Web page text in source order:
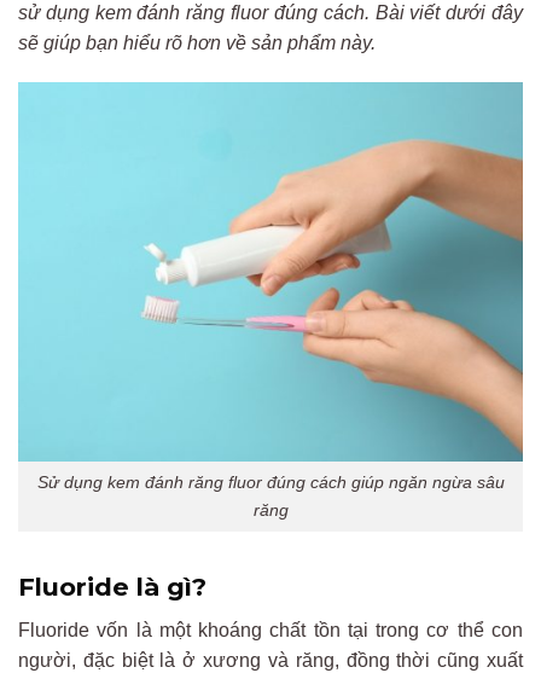
sử dụng kem đánh răng fluor đúng cách. Bài viết dưới đây
sẽ giúp bạn hiểu rõ hơn về sản phẩm này.
Sử dụng kem đánh răng fluor đúng cách giúp ngăn ngừa sâu
răng
Fluoride là gì?
Fluoride vốn là một khoáng chất tồn tại trong cơ thể con
người, đặc biệt là ở xương và răng, đồng thời cũng xuất